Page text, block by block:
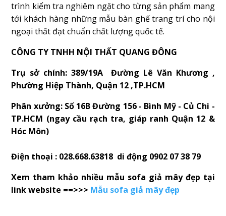
trình kiểm tra nghiêm ngặt cho từng sản phẩm mang
tới khách hàng những mẫu bàn ghế trang trí cho nội
ngoại thất đạt chuẩn chất lượng quốc tế.
CÔNG TY TNHH NỘI THẤT QUANG ĐÔNG
Trụ sở chính: 389/19A Đường Lê Văn Khương ,
Phường Hiệp Thành, Quận 12 ,TP.HCM
Phân xưởng: Số 16B Đường 156 - Bình Mỹ - Củ Chi -
TP.HCM (ngay cầu rạch tra, giáp ranh Quận 12 &
Hóc Môn)
Điện thoại : 028.668.63818 di động 0902 07 38 79
Xem tham khảo nhiều mẫu sofa giả mây đẹp tại
link website ==>>> Mẫu sofa giả mây đẹp